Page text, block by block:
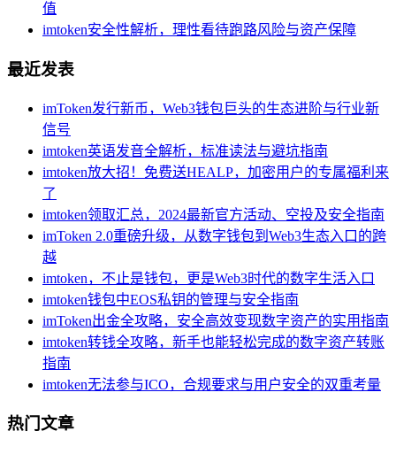
值
imtoken安全性解析，理性看待跑路风险与资产保障
最近发表
imToken发行新币，Web3钱包巨头的生态进阶与行业新
信号
imtoken英语发音全解析，标准读法与避坑指南
imtoken放大招！免费送HEALP，加密用户的专属福利来
了
imtoken领取汇总，2024最新官方活动、空投及安全指南
imToken 2.0重磅升级，从数字钱包到Web3生态入口的跨
越
imtoken，不止是钱包，更是Web3时代的数字生活入口
imtoken钱包中EOS私钥的管理与安全指南
imToken出金全攻略，安全高效变现数字资产的实用指南
imtoken转钱全攻略，新手也能轻松完成的数字资产转账
指南
imtoken无法参与ICO，合规要求与用户安全的双重考量
热门文章